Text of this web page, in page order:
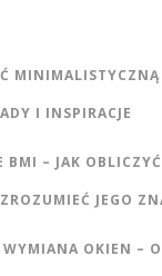
MINIMALISTYCZNĄ
I INSPIRACJE
BMI – JAK
JEGO
WYMIANA OKIEN –